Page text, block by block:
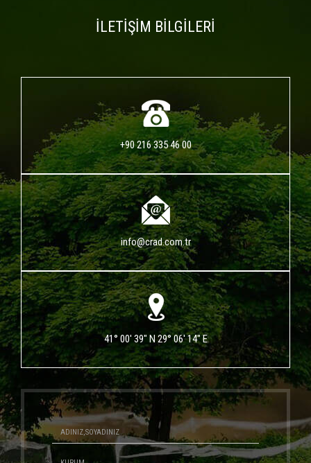
İLETİŞİM BİLGİLERİ
+90 216 335 46 00
info@crad.com.tr
41° 00' 39" N 29° 06' 14" E